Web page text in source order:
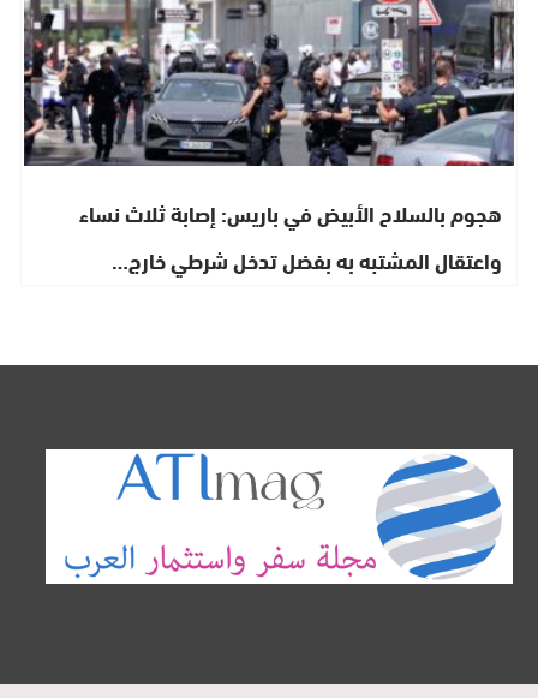
هجوم بالسلاح الأبيض في باريس: إصابة ثلاث نساء
واعتقال المشتبه به بفضل تدخل شرطي خارج…